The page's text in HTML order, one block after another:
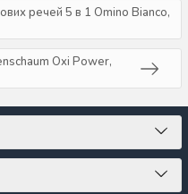
речей 5 в 1 Omino Bianco,
Oxi Power,